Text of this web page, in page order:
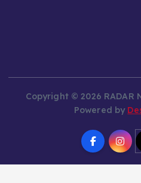
Copyright © 2026 RADAR
Powered by